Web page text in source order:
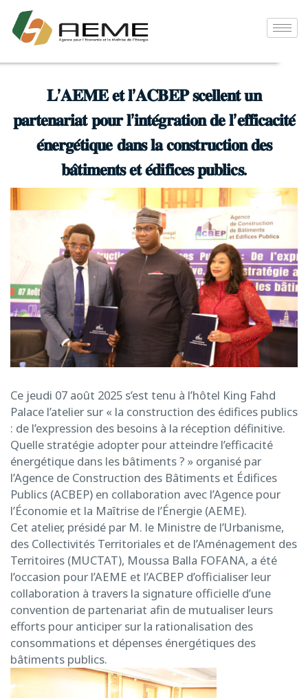
𝐋’𝐀𝐄𝐌𝐄 𝐞𝐭 𝐥’𝐀𝐂𝐁𝐄𝐏 𝐬𝐜𝐞𝐥𝐥𝐞𝐧𝐭 𝐮𝐧
𝐩𝐚𝐫𝐭𝐞𝐧𝐚𝐫𝐢𝐚𝐭 𝐩𝐨𝐮𝐫 𝐥’𝐢𝐧𝐭𝐞́𝐠𝐫𝐚𝐭𝐢𝐨𝐧 𝐝𝐞 𝐥’𝐞𝐟𝐟𝐢𝐜𝐚𝐜𝐢𝐭𝐞́
𝐞́𝐧𝐞𝐫𝐠𝐞́𝐭𝐢𝐪𝐮𝐞 𝐝𝐚𝐧𝐬 𝐥𝐚 𝐜𝐨𝐧𝐬𝐭𝐫𝐮𝐜𝐭𝐢𝐨𝐧 𝐝𝐞𝐬
𝐛𝐚̂𝐭𝐢𝐦𝐞𝐧𝐭𝐬 𝐞𝐭 𝐞́𝐝𝐢𝐟𝐢𝐜𝐞𝐬 𝐩𝐮𝐛𝐥𝐢𝐜𝐬.
Ce jeudi 07 août 2025 s’est tenu à l’hôtel King Fahd
Palace l’atelier sur « la construction des édifices publics
: de l’expression des besoins à la réception définitive.
Quelle stratégie adopter pour atteindre l’efficacité
énergétique dans les bâtiments ? » organisé par
l’Agence de Construction des Bâtiments et Édifices
Publics (ACBEP) en collaboration avec l’Agence pour
l’Économie et la Maîtrise de l’Énergie (AEME).
Cet atelier, présidé par M. le Ministre de l’Urbanisme,
des Collectivités Territoriales et de l’Aménagement des
Territoires (MUCTAT), Moussa Balla FOFANA, a été
l’occasion pour l’AEME et l’ACBEP d’officialiser leur
collaboration à travers la signature officielle d’une
convention de partenariat afin de mutualiser leurs
efforts pour anticiper sur la rationalisation des
consommations et dépenses énergétiques des
bâtiments publics.